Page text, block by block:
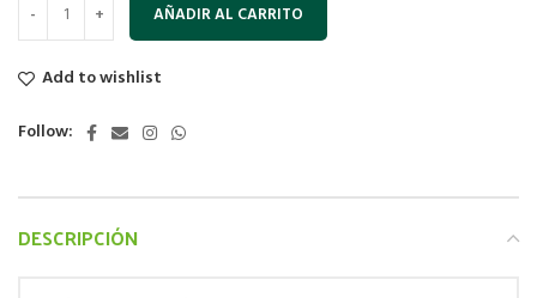
AÑADIR AL CARRITO
Add to wishlist
Follow:
DESCRIPCIÓN